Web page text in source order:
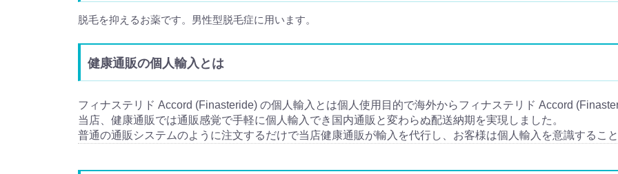
脱毛を抑えるお薬です。男性型脱毛症に用います。
健康通販の個人輸入とは
フィナステリド Accord (Finasteride) の個人輸入とは個人使用目的で海外からフィナステリド Accord
当店、健康通販では通販感覚で手軽に個人輸入でき国内通販と変わらぬ配送納期を実現しました。
普通の通販システムのように注文するだけで当店健康通販が輸入を代行し、お客様は個人輸入を意識するこ